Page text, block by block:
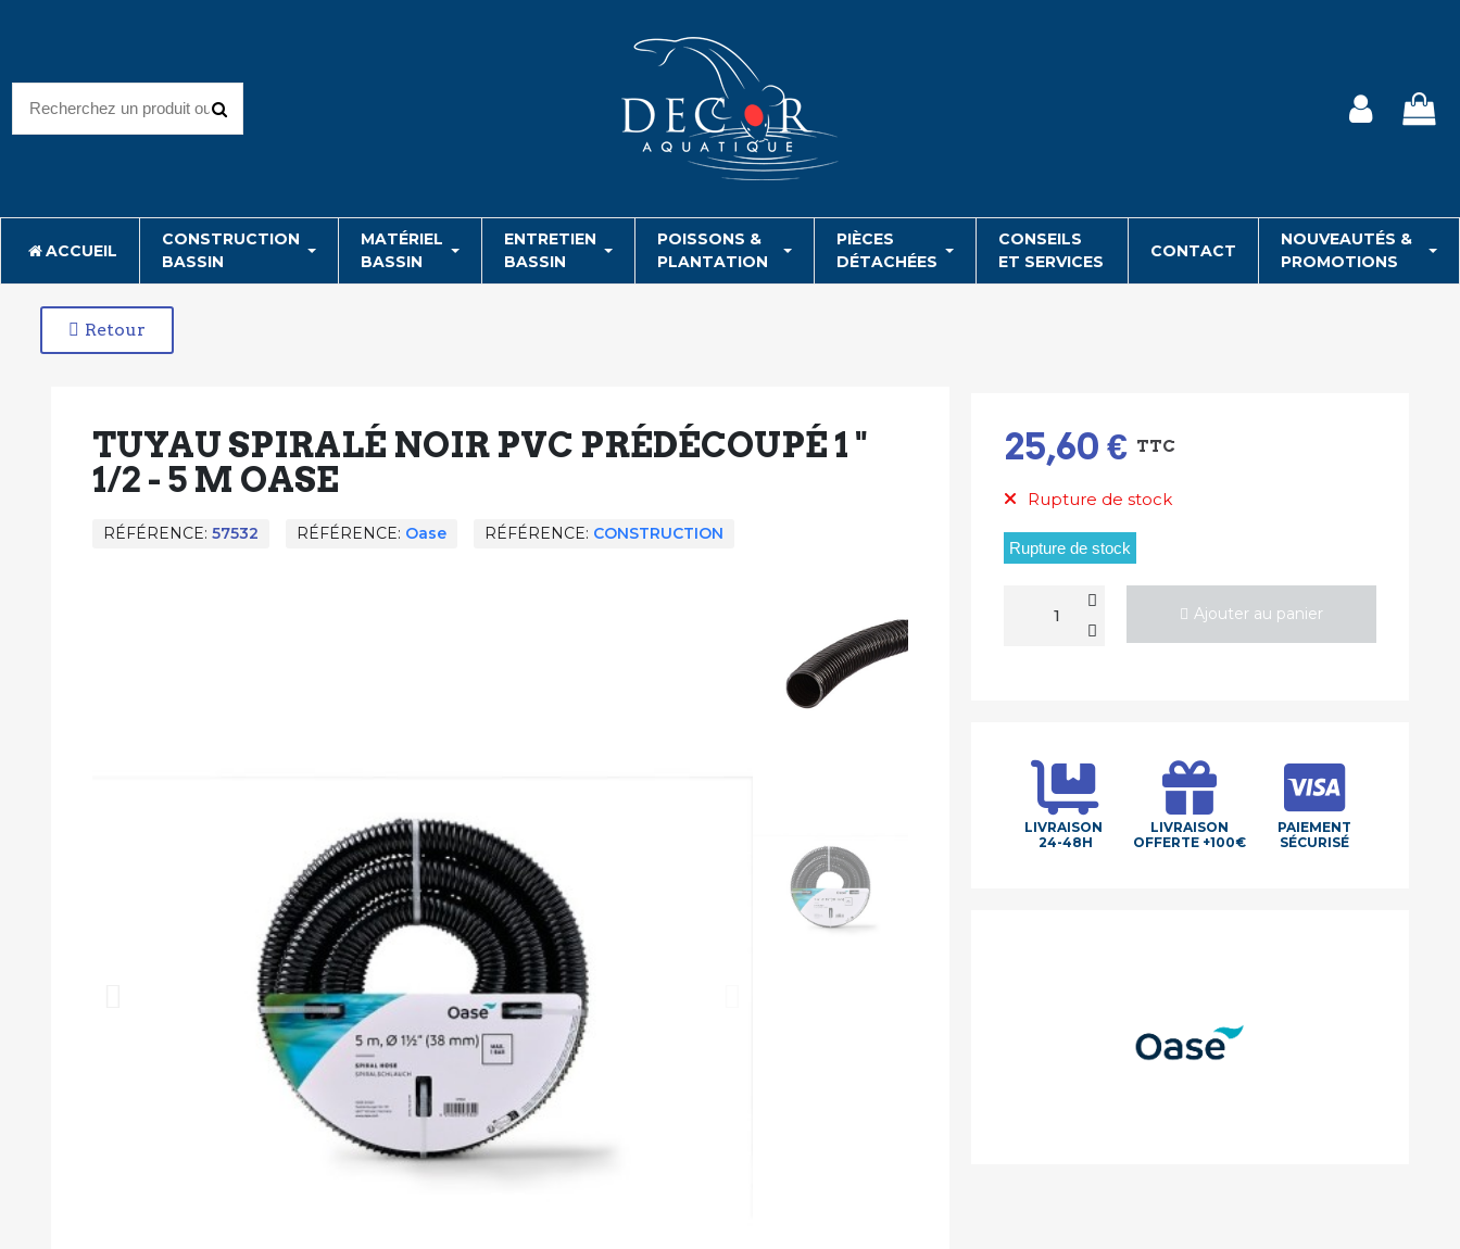
ACCUEIL
CONSTRUCTION
BASSIN
MATÉRIEL
BASSIN
ENTRETIEN
BASSIN
POISSONS &
PLANTATION
PIÈCES
DÉTACHÉES
CONSEILS
ET SERVICES
CONTACT
NOUVEAUTÉS &
PROMOTIONS
Retour
TUYAU SPIRALÉ NOIR PVC PRÉDÉCOUPÉ 1 "
1/2 - 5 M OASE
RÉFÉRENCE 57532 RÉFÉRENCE Oase RÉFÉRENCE CONSTRUCTION
25,60 € TTC
Rupture de stock
Rupture de stock
Ajouter au panier
LIVRAISON
24-48H
LIVRAISON
OFFERTE +100€
PAIEMENT
SÉCURISÉ